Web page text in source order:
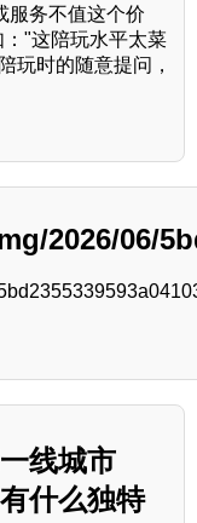
服务不值这个价
："这陪玩水平太菜
玩时的随意提问，
2026/06/
线城市
什么独特